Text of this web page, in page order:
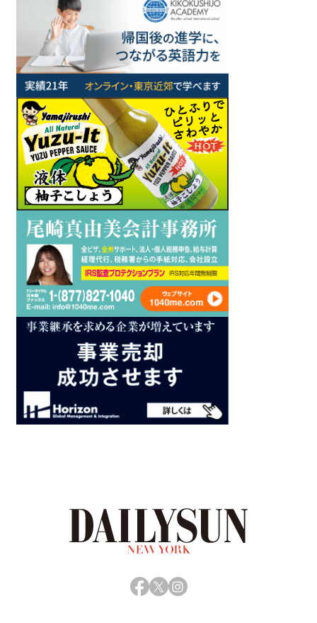
Facebook
X Instagram